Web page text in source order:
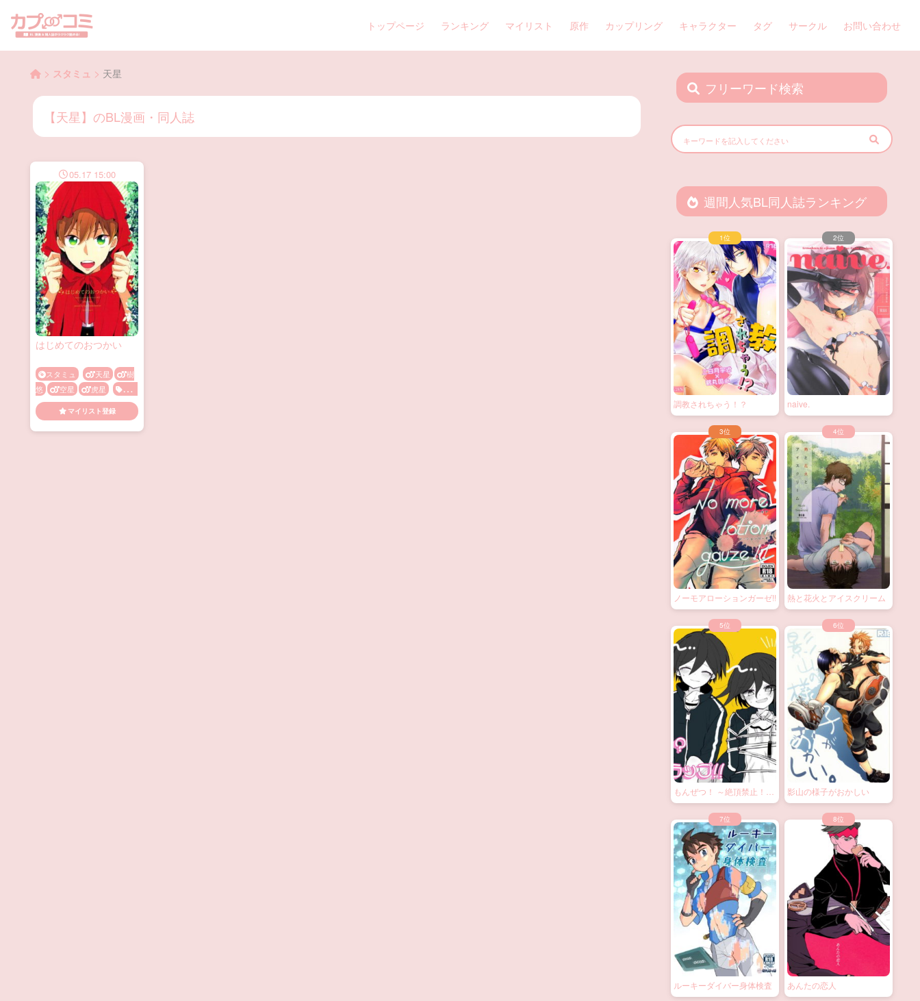
トップページ ランキング マイリスト 原作 カップリング キャラクター タグ サークル お問い合わせ
> スタミュ > 天星
【天星】のBL漫画・同人誌
05.17 15:00
はじめてのおつかい
スタミュ 天星
樹
悠
空星 虎星
ケモ
ノ耳
先輩･後輩
マイリスト登録
フリーワード検索
週間人気BL同人誌ランキング
調教されちゃう！？ naive.
ノーモアローションガーゼ!! 熱と花火とアイスクリーム
もんぜつ！ ～絶頂禁止！？
大なわトラップ！～
影山の様子がおかしい
ルーキーダイバー身体検査 あんたの恋人